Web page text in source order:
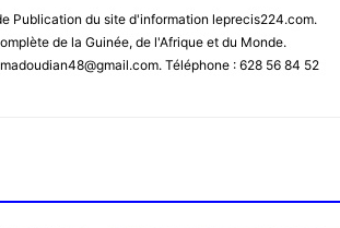
Publication du site d'information leprecis224.com.
de la Guinée, de l'Afrique et du Monde.
Téléphone : 628 56 84 52